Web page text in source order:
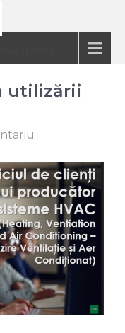
utilizării